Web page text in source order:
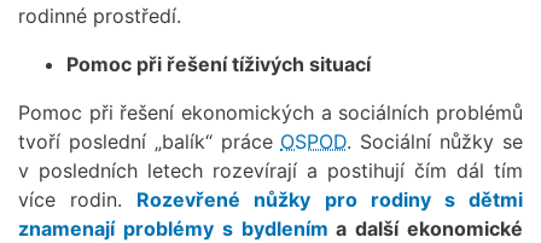
rodinné prostředí.
Pomoc při řešení tíživých situací
Pomoc při řešení ekonomických a sociálních problémů
tvoří poslední „balík“ práce OSPOD. Sociální nůžky se
v posledních letech rozevírají a postihují čím dál tím
více rodin. Rozevřené nůžky pro rodiny s dětmi
znamenají problémy s bydlením a další ekonomické